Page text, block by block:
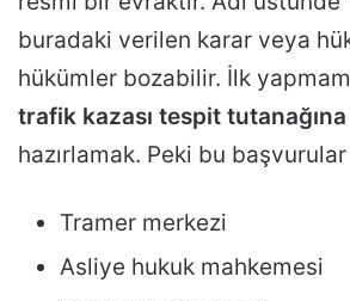
buradaki verilen karar veya
hükümler bozabilir. İlk
trafik kazası tespit
hazırlamak. Peki bu başvurular
Tramer merkezi
Asliye hukuk mahkemesi